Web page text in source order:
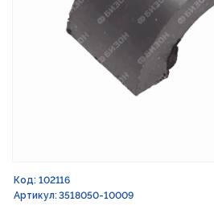
Код: 102116
Артикул: 3518050-10009